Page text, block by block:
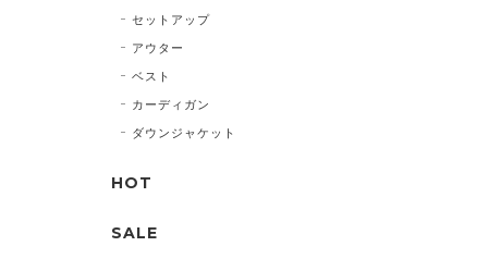
セットアップ
アウター
ベスト
カーディガン
ダウンジャケット
HOT
SALE